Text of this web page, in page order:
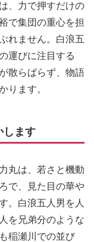
、力で押すだけの
で集団の重心を担
れません。白浪五
運びに注目する
散らばらず、物語
ります。
します
丸は、若さと機動
で、見た目の華や
。白浪五人男を人
を兄弟分のような
稲瀬川での並び